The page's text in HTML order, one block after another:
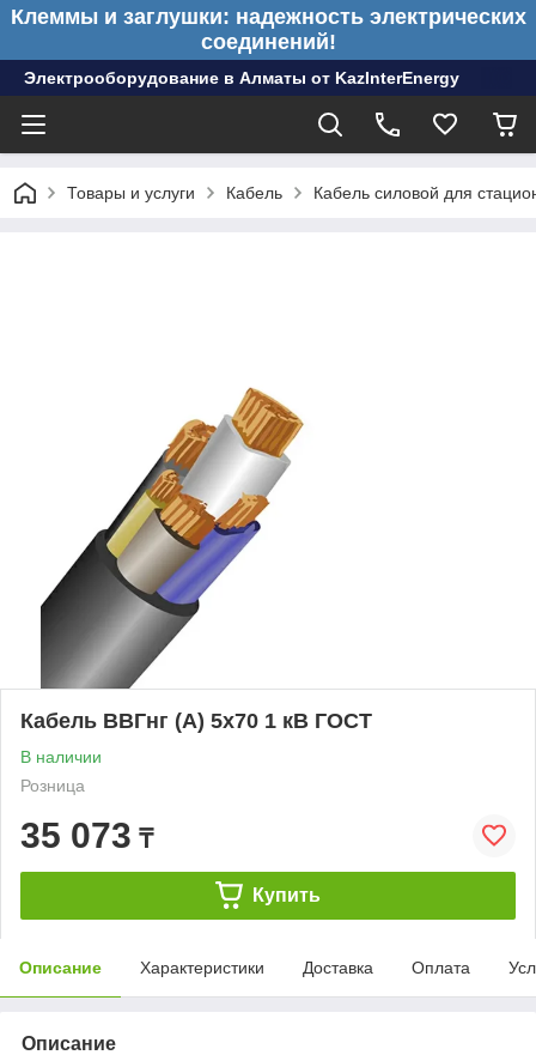
Клеммы и заглушки: надежность электрических
соединений!
Электрооборудование в Алматы от KazInterEnergy
Товары и услуги Кабель Кабель силовой для
Кабель ВВГнг (А) 5х70 1 кВ ГОСТ
В наличии
Розница
35 073 ₸
Купить
Описание Характеристики Доставка Оплата
Описание